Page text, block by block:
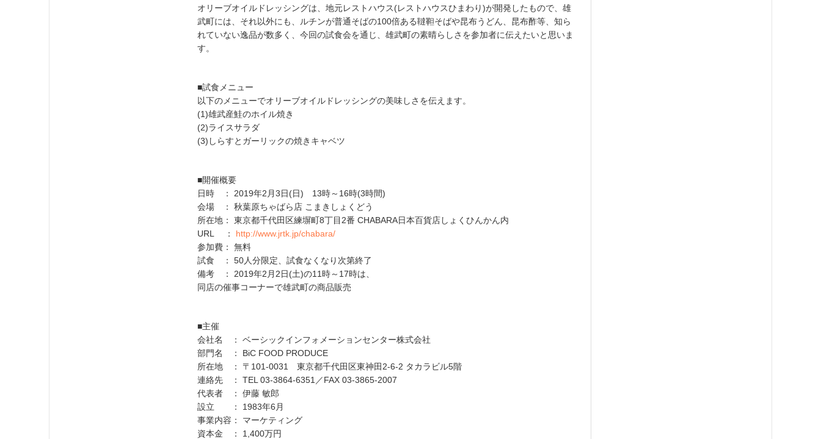
オリーブオイルドレッシングは、地元レストハウス(レストハウスひまわり)が開発したもので、雄
武町には、それ以外にも、ルチンが普通そばの100倍ある韃靼そばや昆布うどん、昆布酢等、知ら
れていない逸品が数多く、今回の試食会を通じ、雄武町の素晴らしさを参加者に伝えたいと思いま
す。
■試食メニュー
以下のメニューでオリーブオイルドレッシングの美味しさを伝えます。
(1)雄武産鮭のホイル焼き
(2)ライスサラダ
(3)しらすとガーリックの焼きキャベツ
■開催概要
日時 ： 2019年2月3日(日) 13時～16時(3時間)
会場 ： 秋葉原ちゃばら店 こまきしょくどう
所在地： 東京都千代田区練塀町8丁目2番 CHABARA日本百貨店しょくひんかん内
URL ： http://www.jrtk.jp/chabara/
参加費： 無料
試食 ： 50人分限定、試食なくなり次第終了
備考 ： 2019年2月2日(土)の11時～17時は、
同店の催事コーナーで雄武町の商品販売
■主催
会社名 ： ベーシックインフォメーションセンター株式会社
部門名 ： BiC FOOD PRODUCE
所在地 ： 〒101-0031 東京都千代田区東神田2-6-2 タカラビル5階
連絡先 ： TEL 03-3864-6351／FAX 03-3865-2007
代表者 ： 伊藤 敏郎
設立 ： 1983年6月
事業内容： マーケティング
資本金 ： 1,400万円